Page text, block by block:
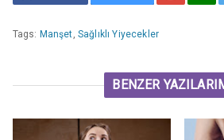
Tags: Manşet, Sağlıklı Yiyecekler
BENZER